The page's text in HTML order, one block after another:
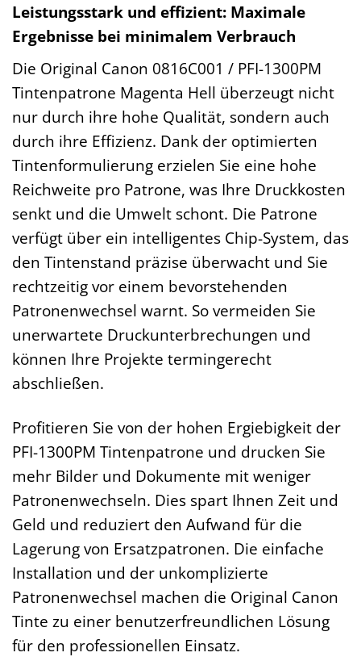
Leistungsstark und effizient: Maximale
Ergebnisse bei minimalem Verbrauch
Die Original Canon 0816C001 / PFI-1300PM
Tintenpatrone Magenta Hell überzeugt nicht
nur durch ihre hohe Qualität, sondern auch
durch ihre Effizienz. Dank der optimierten
Tintenformulierung erzielen Sie eine hohe
Reichweite pro Patrone, was Ihre Druckkosten
senkt und die Umwelt schont. Die Patrone
verfügt über ein intelligentes Chip-System, das
den Tintenstand präzise überwacht und Sie
rechtzeitig vor einem bevorstehenden
Patronenwechsel warnt. So vermeiden Sie
unerwartete Druckunterbrechungen und
können Ihre Projekte termingerecht
abschließen.
Profitieren Sie von der hohen Ergiebigkeit der
PFI-1300PM Tintenpatrone und drucken Sie
mehr Bilder und Dokumente mit weniger
Patronenwechseln. Dies spart Ihnen Zeit und
Geld und reduziert den Aufwand für die
Lagerung von Ersatzpatronen. Die einfache
Installation und der unkomplizierte
Patronenwechsel machen die Original Canon
Tinte zu einer benutzerfreundlichen Lösung
für den professionellen Einsatz.